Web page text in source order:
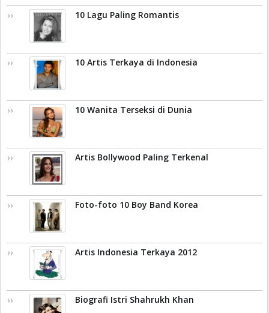
10 Lagu Paling Romantis
10 Artis Terkaya di Indonesia
10 Wanita Terseksi di Dunia
Artis Bollywood Paling Terkenal
Foto-foto 10 Boy Band Korea
Artis Indonesia Terkaya 2012
Biografi Istri Shahrukh Khan